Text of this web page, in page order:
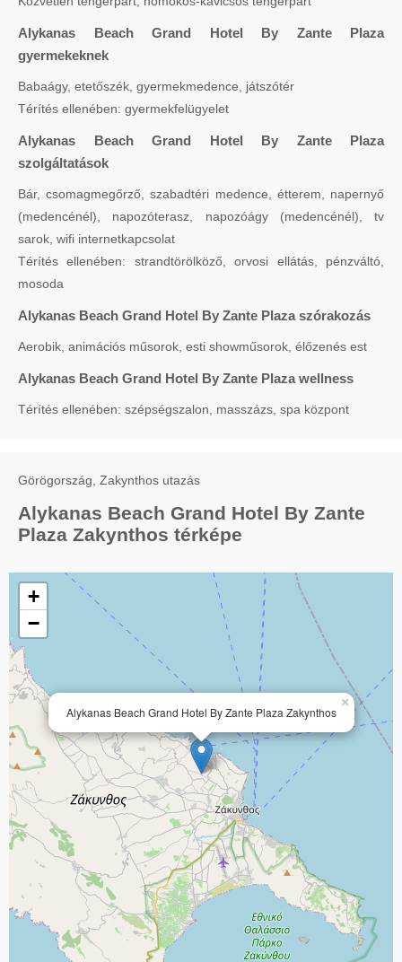
Alykanas Beach Grand Hotel By Zante Plaza
gyermekeknek
Babaágy, etetőszék, gyermekmedence, játszótér
Térítés ellenében: gyermekfelügyelet
Alykanas Beach Grand Hotel By Zante Plaza
szolgáltatások
Bár, csomagmegőrző, szabadtéri medence, étterem, napernyő
(medencénél), napozóterasz, napozóágy (medencénél), tv
sarok, wifi internetkapcsolat
Térítés ellenében: strandtörölköző, orvosi ellátás, pénzváltó,
mosoda
Alykanas Beach Grand Hotel By Zante Plaza szórakozás
Aerobik, animációs műsorok, esti showműsorok, élőzenés est
Alykanas Beach Grand Hotel By Zante Plaza wellness
Térítés ellenében: szépségszalon, masszázs, spa központ
Görögország, Zakynthos utazás
Alykanas Beach Grand Hotel By Zante
Plaza Zakynthos térképe
Alykanas Beach Grand Hotel By Zante Plaza Zakynthos
×
+
−